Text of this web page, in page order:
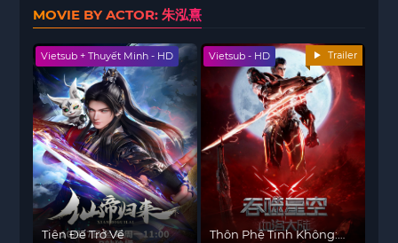
MOVIE BY ACTOR: 朱泓熹
Vietsub + Thuyết Minh - HD
Tiên Đế Trở Về
Vietsub - HD Trailer
Thôn Phệ Tinh Không: